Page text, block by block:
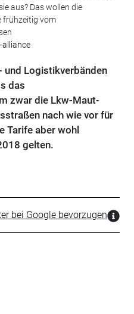
aus? Das wollen die
frühzeitig vom
und Logistikverbänden
das
zwar die Lkw-Maut-
nach wie vor für
Tarife aber wohl
gelten.
bei Google bevorzugen